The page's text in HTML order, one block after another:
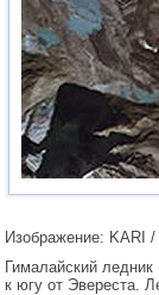
Изображение: KARI
Гималайский
к югу от Эвереста.